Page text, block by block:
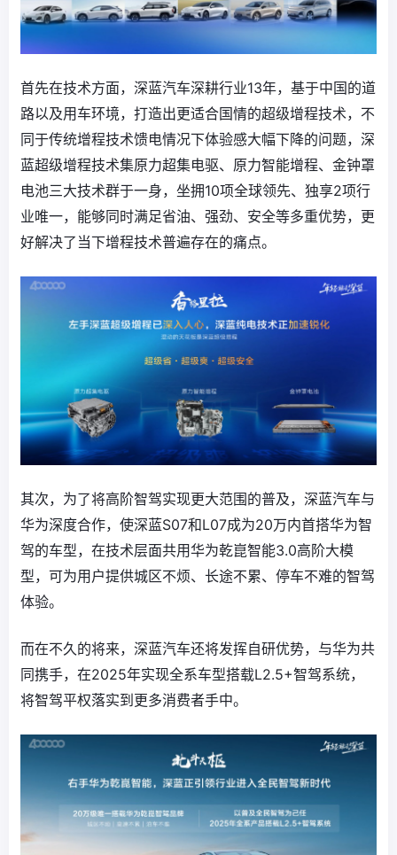
首先在技术方面，深蓝汽车深耕行业13年，基于中国的道
路以及用车环境，打造出更适合国情的超级增程技术，不
同于传统增程技术馈电情况下体验感大幅下降的问题，深
蓝超级增程技术集原力超集电驱、原力智能增程、金钟罩
电池三大技术群于一身，坐拥10项全球领先、独享2项行
业唯一，能够同时满足省油、强劲、安全等多重优势，更
好解决了当下增程技术普遍存在的痛点。
其次，为了将高阶智驾实现更大范围的普及，深蓝汽车与
华为深度合作，使深蓝S07和L07成为20万内首搭华为智
驾的车型，在技术层面共用华为乾崑智能3.0高阶大模
型，可为用户提供城区不烦、长途不累、停车不难的智驾
体验。
而在不久的将来，深蓝汽车还将发挥自研优势，与华为共
同携手，在2025年实现全系车型搭载L2.5+智驾系统，
将智驾平权落实到更多消费者手中。